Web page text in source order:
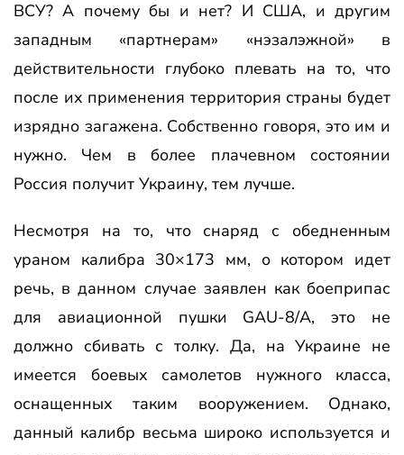
ВСУ? А почему бы и нет? И США, и другим
западным «партнерам» «нэзалэжной» в
действительности глубоко плевать на то, что
после их применения территория страны будет
изрядно загажена. Собственно говоря, это им и
нужно. Чем в более плачевном состоянии
Россия получит Украину, тем лучше.
Несмотря на то, что снаряд с обедненным
ураном калибра 30×173 мм, о котором идет
речь, в данном случае заявлен как боеприпас
для авиационной пушки GAU-8/A, это не
должно сбивать с толку. Да, на Украине не
имеется боевых самолетов нужного класса,
оснащенных таким вооружением. Однако,
данный калибр весьма широко используется и